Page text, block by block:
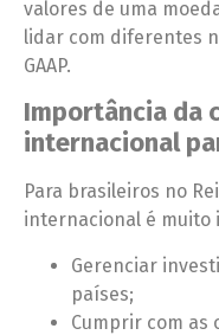
valores de uma
lidar com diferentes
GAAP.
Importância da
internacional
Para brasileiros no
internacional é muito
Gerenciar
países;
Cumprir com as